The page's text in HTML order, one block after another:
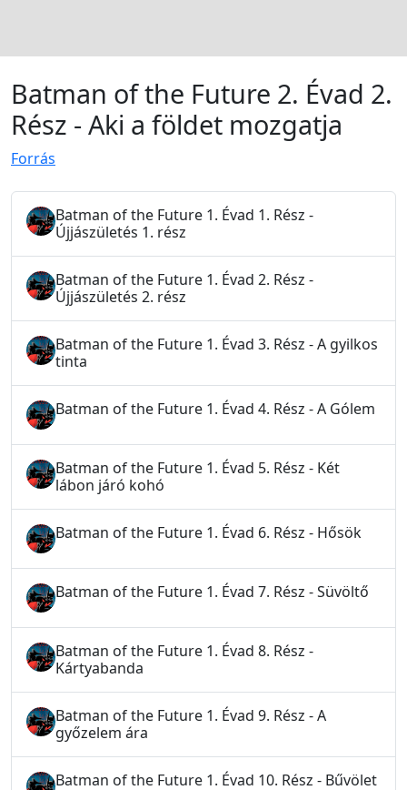
Batman of the Future 2. Évad 2.
Rész - Aki a földet mozgatja
Forrás
Batman of the Future 1. Évad 1. Rész -
Újjászületés 1. rész
Batman of the Future 1. Évad 2. Rész -
Újjászületés 2. rész
Batman of the Future 1. Évad 3. Rész - A gyilkos
tinta
Batman of the Future 1. Évad 4. Rész - A Gólem
Batman of the Future 1. Évad 5. Rész - Két
lábon járó kohó
Batman of the Future 1. Évad 6. Rész - Hősök
Batman of the Future 1. Évad 7. Rész - Süvöltő
Batman of the Future 1. Évad 8. Rész -
Kártyabanda
Batman of the Future 1. Évad 9. Rész - A
győzelem ára
Batman of the Future 1. Évad 10. Rész - Bűvölet